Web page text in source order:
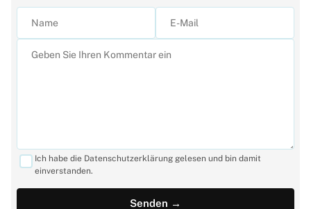
Ich habe die Datenschutzerklärung gelesen und bin damit
einverstanden.